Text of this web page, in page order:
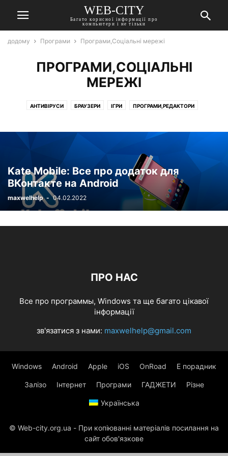
WEB-CITY
Багато корисної інформації про
компьютери і не тільки
додому Програми Програми,Соціальні мережі
ПРОГРАМИ,СОЦІАЛЬНІ
МЕРЕЖІ
АНТИВІРУСИ БРАУЗЕРИ ІГРИ ПРОГРАМИ,РЕДАКТОРИ
СЕРВІСИ
Kate Mobile: Все про додаток для
ВКонтакте на Android
maxwelhelp - 04.02.2022
ПРО НАС
Все про программы, Windows та ще багато цікавої
інформації
зв'язатися з нами: maxwelhelp@gmail.com
Windows Android Apple iOS OnRoad Е порадник
Залізо Інтернет Програми ГАДЖЕТИ Різне
Українська
© Web-city.org.ua - При копіюванні матеріалів посилання на
сайт обов'язкове